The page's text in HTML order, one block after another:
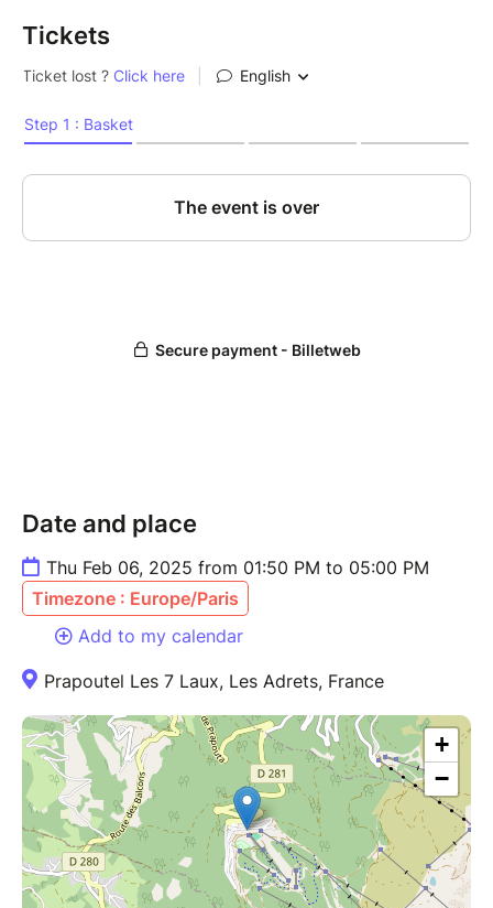
Tickets
Date and place
Thu Feb 06, 2025 from 01:50 PM to 05:00 PM
Timezone : Europe/Paris
Add to my calendar
Prapoutel Les 7 Laux, Les Adrets, France
+
−